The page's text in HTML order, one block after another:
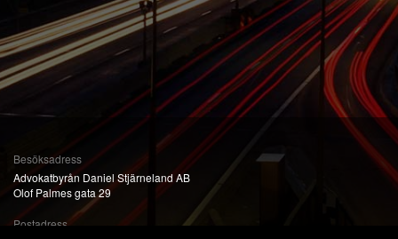
Besöksadress
Advokatbyrån Daniel Stjärneland AB
Olof Palmes gata 29
Postadress